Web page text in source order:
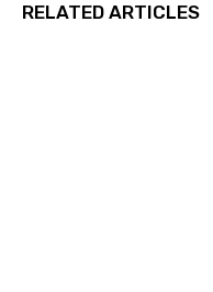
RELATED ARTICLES